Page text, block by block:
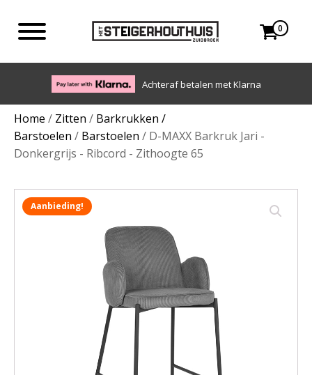
0
Achteraf betalen met Klarna
Home / Zitten / Barkrukken /
Barstoelen / Barstoelen / D-MAXX Barkruk Jari -
Donkergrijs - Ribcord - Zithoogte 65
Aanbieding!